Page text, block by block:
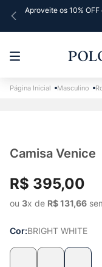
Aproveite os 10%
Masculino
Camisa Venice
R$ 395,00
ou 3x de R$131,66
Cor BRIGHT WHITE